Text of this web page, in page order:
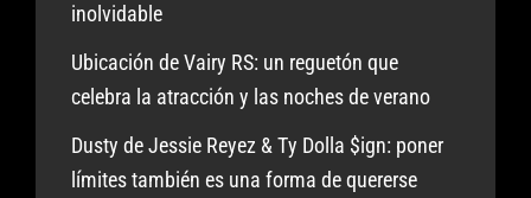
inolvidable
Ubicación de Vairy RS: un reguetón que
celebra la atracción y las noches de verano
Dusty de Jessie Reyez & Ty Dolla $ign: poner
límites también es una forma de quererse